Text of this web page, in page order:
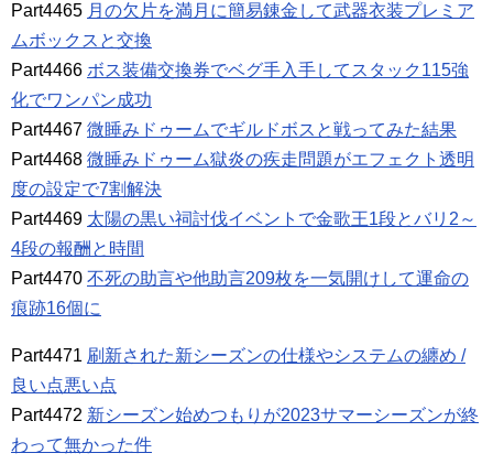
Part4465 月の欠片を満月に簡易錬金して武器衣装プレミア
ムボックスと交換
Part4466 ボス装備交換券でベグ手入手してスタック115強
化でワンパン成功
Part4467 微睡みドゥームでギルドボスと戦ってみた結果
Part4468 微睡みドゥーム獄炎の疾走問題がエフェクト透明
度の設定で7割解決
Part4469 太陽の黒い祠討伐イベントで金歌王1段とバリ2～
4段の報酬と時間
Part4470 不死の助言や他助言209枚を一気開けして運命の
痕跡16個に
Part4471 刷新された新シーズンの仕様やシステムの纏め /
良い点悪い点
Part4472 新シーズン始めつもりが2023サマーシーズンが終
わって無かった件